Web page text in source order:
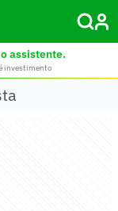
assistente.
investimento